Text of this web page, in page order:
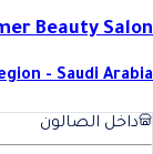
Beauty Salon
- Saudi Arabia
داخل الصالون